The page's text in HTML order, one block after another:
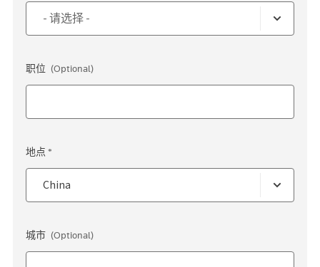
职位 (Optional)
地点 *
城市 (Optional)